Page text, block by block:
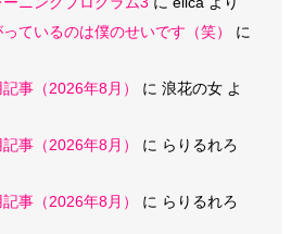
ているのは僕のせいです（笑）
に
事（2026年8月）
に 浪花の女 よ
事（2026年8月）
に らりるれろ
事（2026年8月）
に らりるれろ